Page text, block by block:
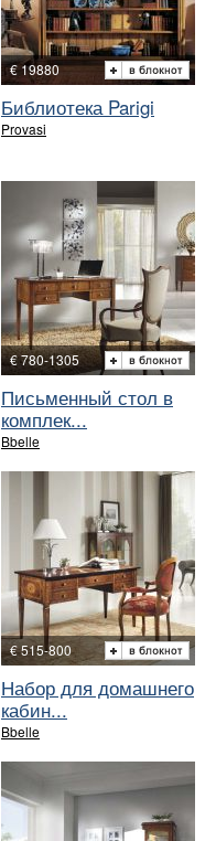
€ 19880
Библиотека Parigi
Provasi
€ 780-1305
Письменный стол в
комплек...
Bbelle
€ 515-800
Набор для домашнего
кабин...
Bbelle